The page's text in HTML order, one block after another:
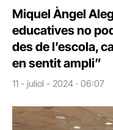
Miquel Àngel
educatives no
des de l’escola,
en sentit ampli”
11 - juliol - 2024 · 06:07